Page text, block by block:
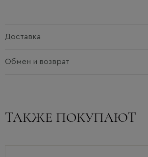
Доставка
Обмен и возврат
ТАКЖЕ ПОКУПАЮТ